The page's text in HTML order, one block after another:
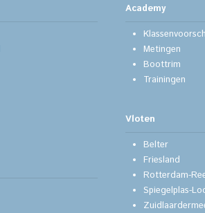
Academy
Metingen
Boottrim
Trainingen
Vloten
Belter
Friesland
Rotterdam-
Spiegelplas-